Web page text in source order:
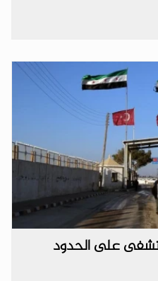
على الحدود